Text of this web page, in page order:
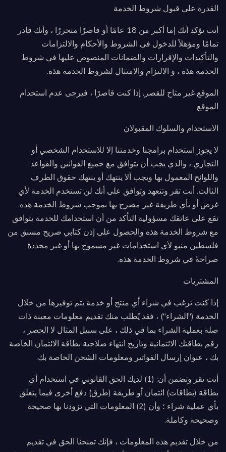
القدرة على قبول شروط الخدمة
أنت تؤكد أنك إما أكبر من 18 عامًا أو قاصرًا متحررًا ، وأنك قادر
تمامًا ومؤهلاً للدخول في الشروط والأحكام والالتزامات
والتأكيدات والإقرارات والضمانات المنصوص عليها في شروط
الخدمة هذه ، و الالتزام والامتثال لشروط الخدمة هذه.
الموقع غير متاح للقصر. إذا كنت قاصرًا ، فيرجى عدم استخدام
الموقع.
الاستخدام والسلوك المقبولان
لا يجوز استخدام برامجنا وخدمتنا إلا للاستخدام الشخصي أو
التجاري ، والذي يجب أن يتوافق مع جميع القوانين والقواعد
واللوائح المعمول بها ويجب ألا ينتهك أو ينتهك حقوق الطرف
الثالث. أنت تقر وتتعهد وتوافق على أنك لن تستخدم الخدمة لأي
غرض أو بأي طريقة غير مصرح بها بموجب شروط الخدمة هذه.
تقع على عاتقك مسؤولية التأكد من أن استخدامك للخدمة يتوافق
مع شروط الخدمة هذه والحصول على إذن كتابي صريح مسبق من
فلسطين منيو لأي استخدامات غير مسموح بها أو غير محددة
صراحةً في شروط الخدمة هذه.
المشتريات
إذا كنت ترغب في شراء أي منتج أو خدمة يتم توفيرها من خلال
الخدمة ("الشراء") ، فقد يُطلب منك تقديم معلومات معينة ذات
صلة بعملية الشراء بما في ذلك ، على سبيل المثال لا الحصر ،
رقم بطاقتك الائتمانية وتاريخ انتهاء صلاحية بطاقة الائتمان الخاصة
بك ، عنوان إرسال الفواتير ومعلومات الشحن الخاصة بك.
أنت تقر وتضمن أن: (1) لديك الحق القانوني في استخدام أي
بطاقة (بطاقات) ائتمان أو طريقة (طرق) دفع أخرى فيما يتعلق
بأي عملية شراء ؛ وأن (2) المعلومات التي تزودنا بها صحيحة
وصحيحة وكاملة.
من خلال تقديم هذه المعلومات ، فإنك تمنحنا الحق في تقديم